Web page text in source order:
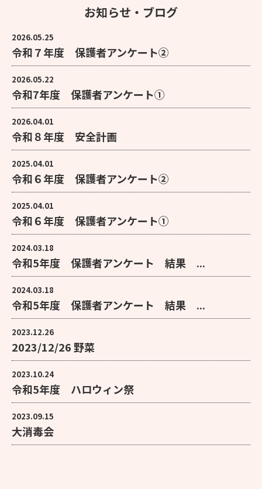
お知らせ・ブログ
2026.05.25
令和７年度 保護者アンケート②
2026.05.22
令和7年度 保護者アンケート①
2026.04.01
令和８年度 安全計画
2025.04.01
令和６年度 保護者アンケート②
2025.04.01
令和６年度 保護者アンケート①
2024.03.18
令和5年度 保護者アンケート 結果 ...
2024.03.18
令和5年度 保護者アンケート 結果 ...
2023.12.26
2023/12/26 野菜
2023.10.24
令和5年度 ハロウィン祭
2023.09.15
大消毒会